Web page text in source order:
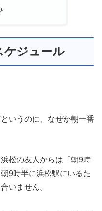
ケジュール
いうのに、なぜか朝一番
松の友人からは「朝9時
9時半に浜松駅にいるた
いません。